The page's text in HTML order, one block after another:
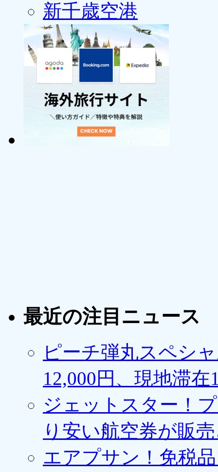
新千歳空港
最近の注目ニュース
ピーチ弾丸スペシ
12,000円、現地滞
ジェットスター！
り安い航空券が販
エアプサン！免税